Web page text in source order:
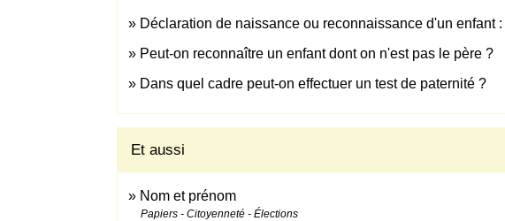
Déclaration de naissance ou reconnaissance d'un enfant
Peut-on reconnaître un enfant dont on n'est pas le père ?
Dans quel cadre peut-on effectuer un test de paternité ?
Et aussi
Nom et prénom
Papiers - Citoyenneté - Élections